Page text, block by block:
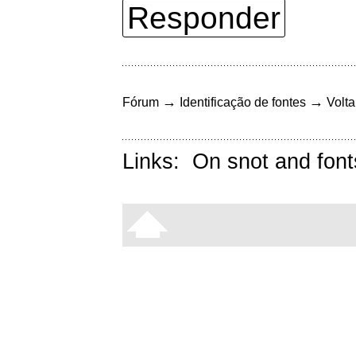
Responder
Fórum → Identificação de fontes →
Links: On snot and